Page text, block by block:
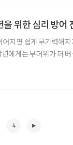
위한 심리 방어
지면 쉽게 무기력해
에게는 무더위가 더
4